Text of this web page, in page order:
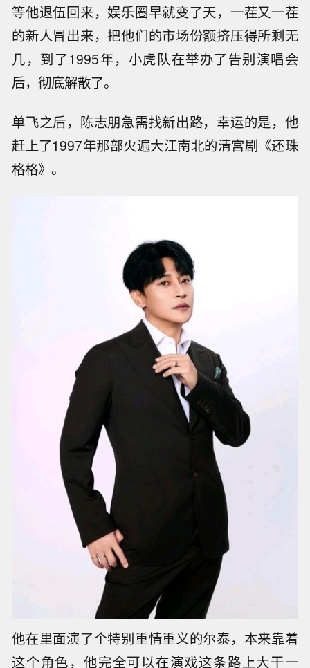
那会儿他们三个人可以说是红得发紫，出磁带、
开演唱会，走哪儿都是一大帮狂热的粉丝围着，
绝对是那个年代最顶级的国民偶像。
须得去服兵役，组合没办法，只能宣布暂时解
散。
等他退伍回来，娱乐圈早就变了天，一茬又一茬
的新人冒出来，把他们的市场份额挤压得所剩无
几，到了1995年，小虎队在举办了告别演唱会
后，彻底解散了。
单飞之后，陈志朋急需找新出路，幸运的是，他
赶上了1997年那部火遍大江南北的清宫剧《还珠